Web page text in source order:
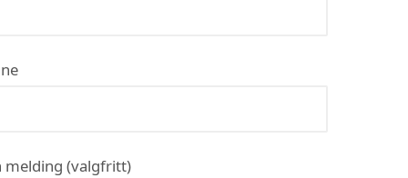
melding (valgfritt)